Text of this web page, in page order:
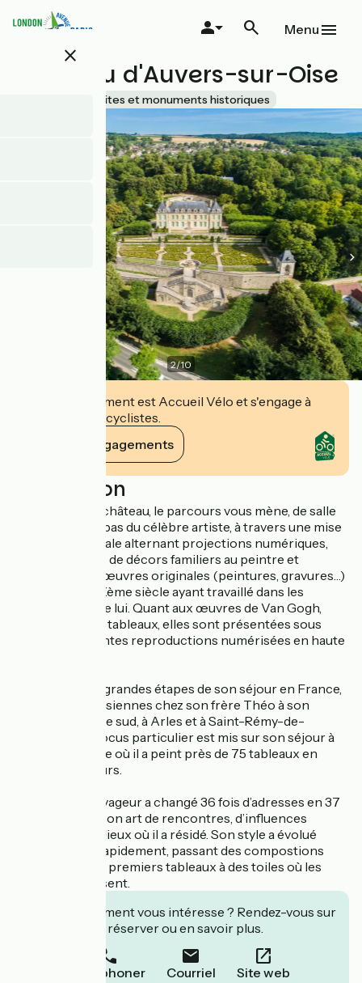
au
close
Menu
Château d'Auvers-sur-Oise
Sites et monuments historiques
2/10
Cet établissement est Accueil Vélo et s'engage à
accueillir des cyclistes.
Voir ses engagements
Description
Installé dans le château, le parcours vous mène, de salle
en salle, sur les pas du célèbre artiste, à travers une mise
en scène originale alternant projections numériques,
reconstitutions de décors familiers au peintre et
présentation d’œuvres originales (peintures, gravures…)
d’artistes du XIXème siècle ayant travaillé dans les
mêmes lieux que lui. Quant aux œuvres de Van Gogh,
lettres, dessins, tableaux, elles sont présentées sous
forme d’excellentes reproductions numérisées en haute
Elle retrace les grandes étapes de son séjour en France,
des années parisiennes chez son frère Théo à son
escapade dans le sud, à Arles et à Saint-Rémy-de-
Provence. Un focus particulier est mis sur son séjour à
Auvers-sur-Oise où il a peint près de 75 tableaux en
moins de 70 jours.
Van Gogh le voyageur a changé 36 fois d’adresses en 37
ans et a nourri son art de rencontres, d’influences
diverses et des lieux où il a résidé. Son style a évolué
extrêmement rapidement, passant des compostions
sombres de ses premiers tableaux à des toiles où les
couleurs explosent.
Cet établissement vous intéresse ? Rendez-vous sur
leur site pour réserver ou en savoir plus.
Téléphoner Courriel Site web